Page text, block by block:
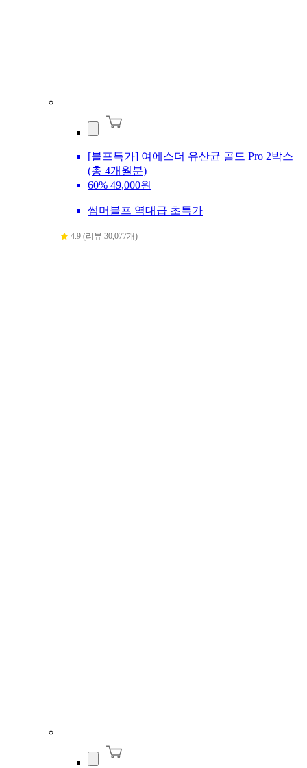
[블프특가] 여에스더 유산균 골드 Pro 2박스
(총 4개월분)
60% 49,000원
썸머블프 역대급 초특가
4.9 (리뷰 30,077개)